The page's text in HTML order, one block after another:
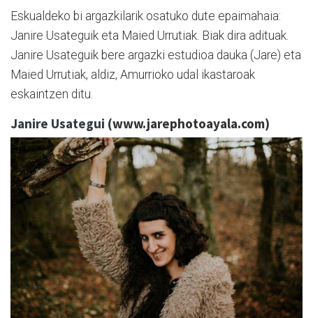
Eskualdeko bi argazkilarik osatuko dute epaimahaia:
Janire Usateguik eta Maied Urrutiak. Biak dira adituak.
Janire Usateguik bere argazki estudioa dauka (Jare) eta
Maied Urrutiak, aldiz, Amurrioko udal ikastaroak
eskaintzen ditu.
Janire Usategui (www.jarephotoayala.com)